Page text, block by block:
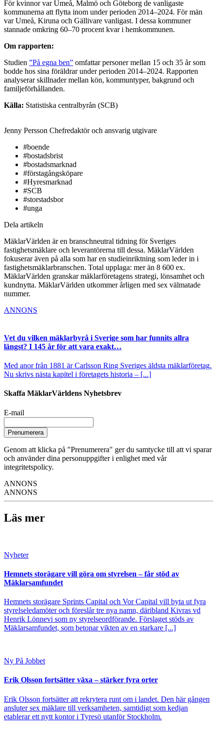
För kvinnor var Umeå, Malmö och Göteborg de vanligaste
kommunerna att flytta inom under perioden 2014–2024. För män
var Umeå, Kiruna och Gällivare vanligast. I dessa kommuner
stannade omkring 60–70 procent kvar i hemkommunen.
Om rapporten:
Studien ”På egna ben” omfattar personer mellan 15 och 35 år som
bodde hos sina föräldrar under perioden 2014–2024. Rapporten
analyserar skillnader mellan kön, kommuntyper, bakgrund och
familjeförhållanden.
Källa: Statistiska centralbyrån (SCB)
Jenny Persson Chefredaktör och ansvarig utgivare
#boende
#bostadsbrist
#bostadsmarknad
#förstagångsköpare
#Hyresmarknad
#SCB
#storstadsbor
#unga
Dela artikeln
MäklarVärlden är en branschneutral tidning för Sveriges
fastighetsmäklare och leverantörerna till dessa. MäklarVärlden
fokuserar även på alla som har en studieinriktning som leder in i
fastighetsmäklarbranschen. Total upplaga: mer än 8 600 ex.
MäklarVärlden granskar mäklarföretagens strategi, lönsamhet och
kundnytta. MäklarVärlden utkommer årligen med sex välmatade
nummer.
ANNONS
Vet du vilken mäklarbyrå i Sverige som har funnits allra
längst? I 145 år för att vara exakt…
Med anor från 1881 är Carlsson Ring Sveriges äldsta mäklarföretag.
Nu skrivs nästa kapitel i företagets historia – [...]
Skaffa MäklarVärldens Nyhetsbrev
E-mail
Prenumerera
Genom att klicka på "Prenumerera" ger du samtycke till att vi sparar
och använder dina personuppgifter i enlighet med vår
integritetspolicy.
ANNONS
ANNONS
Läs mer
Nyheter
Hemnets storägare vill göra om styrelsen – får stöd av
Mäklarsamfundet
Hemnets storägare Sprints Capital och Vor Capital vill byta ut fyra
styrelseledamöter och föreslår tre nya namn, däribland Kivras vd
Henrik Lönnevi som ny styrelseordförande. Förslaget stöds av
Mäklarsamfundet, som betonar vikten av en starkare [...]
Ny På Jobbet
Erik Olsson fortsätter växa – stärker fyra orter
Erik Olsson fortsätter att rekrytera runt om i landet. Den här gången
ansluter sex mäklare till verksamheten, samtidigt som kedjan
etablerar ett nytt kontor i Tyresö utanför Stockholm.